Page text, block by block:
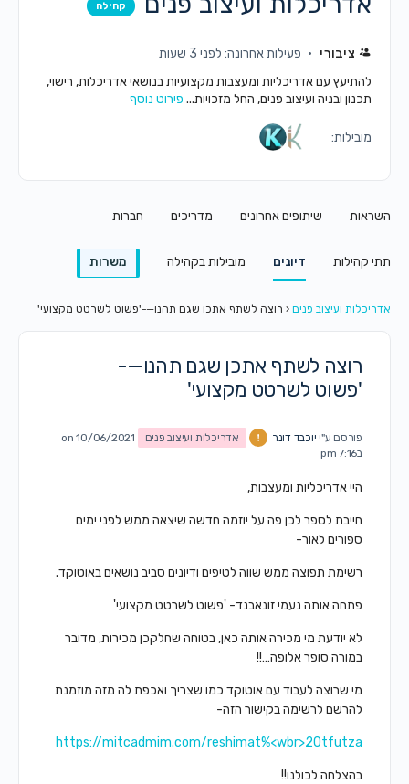
קהילה
ציבורי
פעילות אחרונה: לפני 3 שעות
להתיעץ עם אדריכליות ומעצבות מקצועיות בנושאי אדריכלות, רישוי,
תכנון ובניה ועיצוב פנים, החל מזכויות...פירוט נוסף
מובילות:
השראות שיתופים אחרונים מדריכים חברות
תתי קהילות דיונים מובילות בקהילה משרות
אדריכלות ועיצוב פנים ‹ רוצה לשתף אתכן שגם תהנו—-'פשוט לשרטט מקצועי'
רוצה לשתף אתכן שגם תהנו—-
'פשוט לשרטט מקצועי'
פורסם ע"ייוכבד דונר אדריכלות ועיצוב פנים
on 10/06/2021
ב7:16 pm
היי אדריכליות ומעצבות,
חייבת לספר לכן פה על יוזמה חדשה שיצאה ממש לפני ימים
ספורים לאור-
רשימת תפוצה ממש שווה לטיפים ודיונים סביב נושאים באוטוקד.
פתחה אותה נעמי זונאבנד- 'פשוט לשרטט מקצועי'
לא יודעת מי מכירה אותה כאן, בטוחה שחלקכן מכירות, מדובר
במורה סופר אלופה…!!
מי שרוצה לעבוד עם אוטוקד כמו שצריך ואכפת לה מזה מוזמנת
להרשם לרשימה בקישור הזה-
https://mitcadmim.com/reshimat%<wbr>20tfutza
בהצלחה לכולנו!!